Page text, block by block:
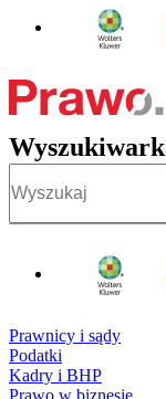
Prawnicy i sądy
Podatki
Kadry i BHP